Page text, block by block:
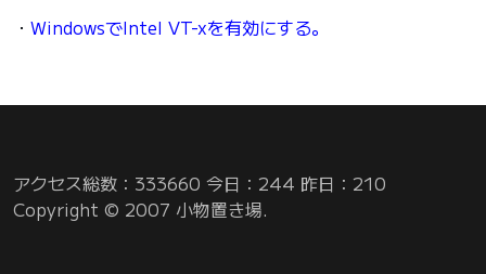
・ WindowsでIntel VT-xを有効にする。
アクセス総数：333660 今日：244 昨日：210
Copyright © 2007 小物置き場.